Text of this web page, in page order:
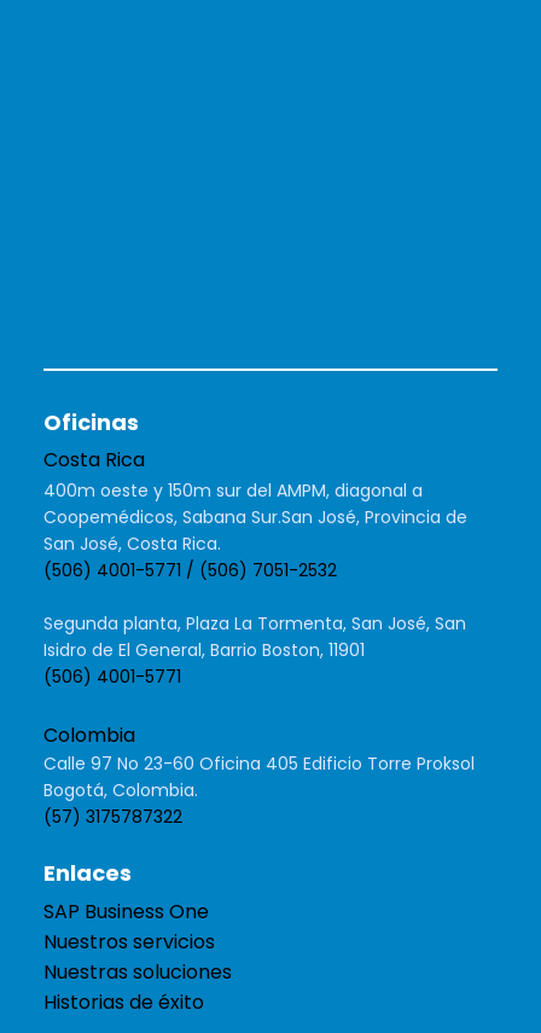
Enlaces
SAP Business One
Nuestros servicios
Nuestras soluciones
Historias de éxito
Oficinas
Costa Rica
400m oeste y 150m sur del AMPM, diagonal a
Coopemédicos, Sabana Sur.San José, Provincia de
San José, Costa Rica.
(506) 4001-5771 / (506) 7051-2532
Segunda planta, Plaza La Tormenta, San José, San
Isidro de El General, Barrio Boston, 11901
(506) 4001-5771
Colombia
Calle 97 No 23-60 Oficina 405 Edificio Torre Proksol
Bogotá, Colombia.
(57) 3175787322